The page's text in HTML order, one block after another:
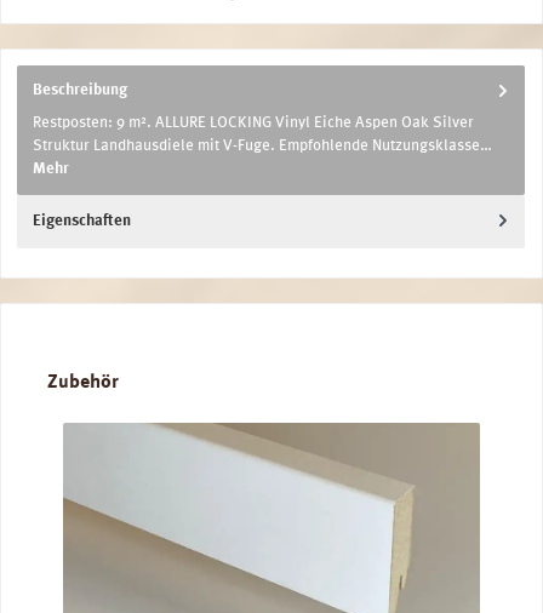
Beschreibung
Restposten: 9 m². ALLURE LOCKING Vinyl Eiche Aspen Oak Silver
Struktur Landhausdiele mit V-Fuge. Empfohlende Nutzungsklasse…
Mehr
Eigenschaften
Produktgalerie überspringen
Zubehör